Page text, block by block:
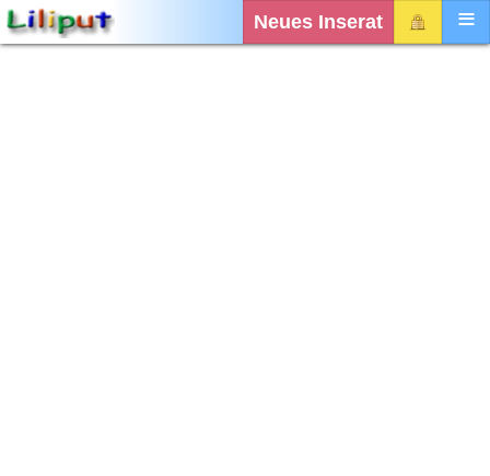
Neues Inserat